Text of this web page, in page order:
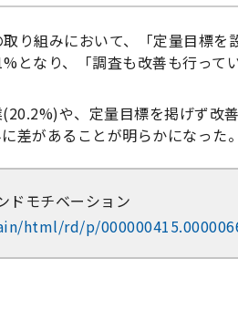
り組みにおいて、「定量目標を
となり、「調査も改善も行って
や、定量目標を掲げず改
差があることが明らかになった。
ドモチベーション
html/rd/p/